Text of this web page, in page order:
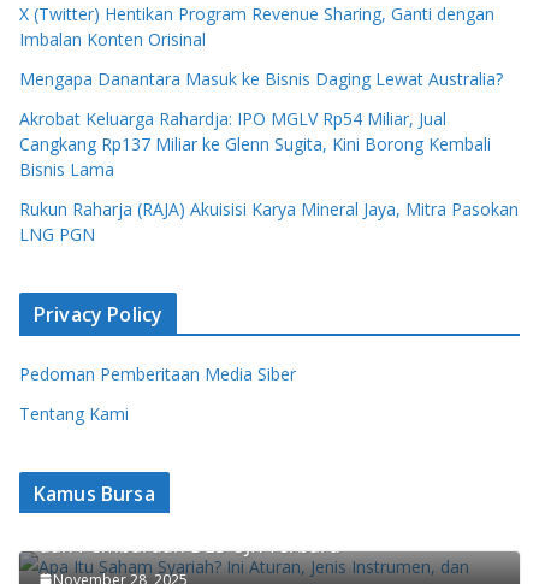
X (Twitter) Hentikan Program Revenue Sharing, Ganti dengan
Imbalan Konten Orisinal
Mengapa Danantara Masuk ke Bisnis Daging Lewat Australia?
Akrobat Keluarga Rahardja: IPO MGLV Rp54 Miliar, Jual
Cangkang Rp137 Miliar ke Glenn Sugita, Kini Borong Kembali
Bisnis Lama
Rukun Raharja (RAJA) Akuisisi Karya Mineral Jaya, Mitra Pasokan
LNG PGN
Privacy Policy
Pedoman Pemberitaan Media Siber
Tentang Kami
Kamus Bursa
Apa Itu Saham Syariah? Ini Aturan, Jenis Instrumen,
dan Pembaruan DES OJK Terbaru
November 28, 2025
Ajaib Update Biaya Jual-Beli Saham untuk Anggota